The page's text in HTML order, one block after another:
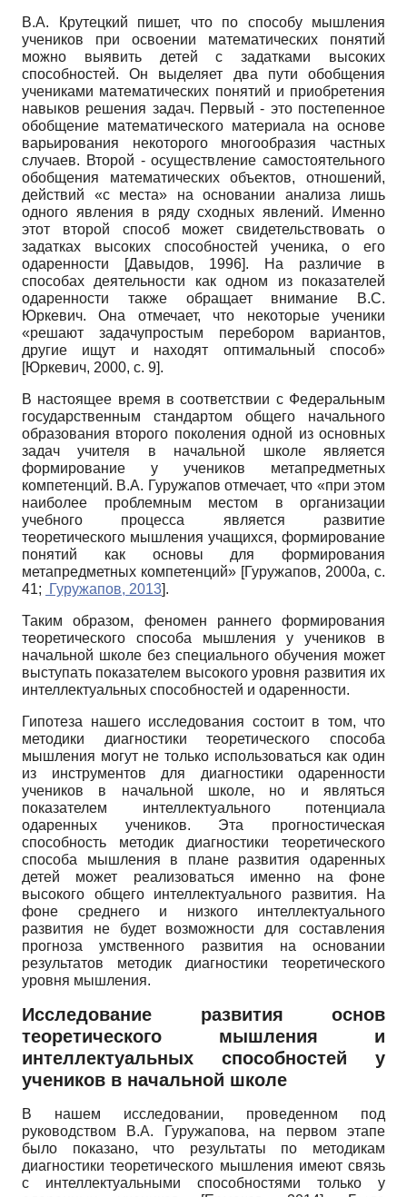
В.А. Крутецкий пишет, что по способу мышления
учеников при освоении математических понятий
можно выявить детей с задатками высоких
способностей. Он выделяет два пути обобщения
учениками математических понятий и приобретения
навыков решения задач. Первый - это постепенное
обобщение математического материала на основе
варьирования некоторого многообразия частных
случаев. Второй - осуществление самостоятельного
обобщения математических объектов, отношений,
действий «с места» на основании анализа лишь
одного явления в ряду сходных явлений. Именно
этот второй способ может свидетельствовать о
задатках высоких способностей ученика, о его
одаренности
[Давыдов, 1996]. На различие в
способах деятельности как одном из показателей
одаренности также обращает внимание В.С.
Юркевич. Она отмечает, что некоторые ученики
«решают задачупростым перебором вариантов,
другие ищут и находят оптимальный способ»
[Юркевич, 2000, с. 9].
В настоящее время в соответствии с Федеральным
государственным стандартом общего начального
образования второго поколения одной из основных
задач учителя в начальной школе является
формирование у учеников метапредметных
компетенций. В.А. Гуружапов отмечает, что «при этом
наиболее проблемным местом в организации
учебного процесса является развитие
теоретического мышления учащихся, формирование
понятий как основы для формирования
метапредметных компетенций» [Гуружапов, 2000а, с.
41;
Гуружапов, 2013].
Таким образом, феномен раннего формирования
теоретического способа мышления у учеников в
начальной школе без специального обучения может
выступать показателем высокого уровня развития их
интеллектуальных способностей и одаренности.
Гипотеза нашего исследования состоит в том, что
методики диагностики теоретического способа
мышления могут не только использоваться как один
из инструментов для диагностики одаренности
учеников в начальной школе, но и являться
показателем интеллектуального потенциала
одаренных учеников. Эта прогностическая
способность методик диагностики теоретического
способа мышления в плане развития одаренных
детей может реализоваться именно на фоне
высокого общего интеллектуального развития. На
фоне среднего и низкого интеллектуального
развития не будет возможности для составления
прогноза умственного развития на основании
результатов методик диагностики теоретического
уровня мышления.
Исследование развития основ
теоретического мышления и
интеллектуальных способностей у
учеников в начальной школе
В нашем исследовании, проведенном под
руководством В.А. Гуружапова, на первом этапе
было показано, что результаты по методикам
диагностики теоретического мышления имеют связь
с интеллектуальными способностями только у